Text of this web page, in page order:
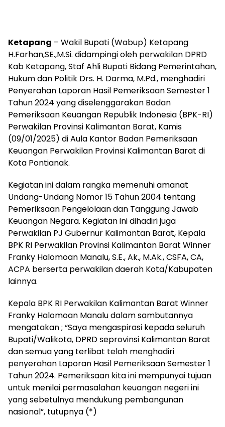
Ketapang – Wakil Bupati (Wabup) Ketapang
H.Farhan,SE.,M.Si. didampingi oleh perwakilan DPRD
Kab Ketapang, Staf Ahli Bupati Bidang Pemerintahan,
Hukum dan Politik Drs. H. Darma, M.Pd., menghadiri
Penyerahan Laporan Hasil Pemeriksaan Semester 1
Tahun 2024 yang diselenggarakan Badan
Pemeriksaan Keuangan Republik Indonesia (BPK-RI)
Perwakilan Provinsi Kalimantan Barat, Kamis
(09/01/2025) di Aula Kantor Badan Pemeriksaan
Keuangan Perwakilan Provinsi Kalimantan Barat di
Kota Pontianak.
Kegiatan ini dalam rangka memenuhi amanat
Undang-Undang Nomor 15 Tahun 2004 tentang
Pemeriksaan Pengelolaan dan Tanggung Jawab
Keuangan Negara. Kegiatan ini dihadiri juga
Perwakilan PJ Gubernur Kalimantan Barat, Kepala
BPK RI Perwakilan Provinsi Kalimantan Barat Winner
Franky Halomoan Manalu, S.E., Ak., M.Ak., CSFA, CA,
ACPA berserta perwakilan daerah Kota/Kabupaten
lainnya.
Kepala BPK RI Perwakilan Kalimantan Barat Winner
Franky Halomoan Manalu dalam sambutannya
mengatakan ; “Saya mengaspirasi kepada seluruh
Bupati/Walikota, DPRD seprovinsi Kalimantan Barat
dan semua yang terlibat telah menghadiri
penyerahan Laporan Hasil Pemeriksaan Semester 1
Tahun 2024. Pemeriksaan kita ini mempunyai tujuan
untuk menilai permasalahan keuangan negeri ini
yang sebetulnya mendukung pembangunan
nasional”, tutupnya (*)